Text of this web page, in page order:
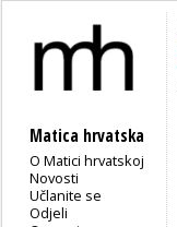
Matica hrvatska
O Matici hrvatskoj
Novosti
Učlanite se
Odjeli